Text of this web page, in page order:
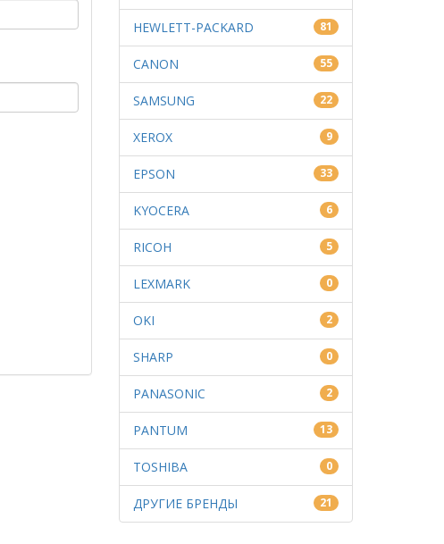
HEWLETT-PACKARD 81
CANON 55
SAMSUNG 22
XEROX 9
EPSON 33
KYOCERA 6
RICOH 5
LEXMARK 0
OKI 2
SHARP 0
PANASONIC 2
PANTUM 13
TOSHIBA 0
ДРУГИЕ БРЕНДЫ 21